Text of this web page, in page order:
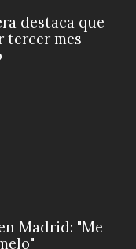
destaca que
tercer mes
Madrid: "Me